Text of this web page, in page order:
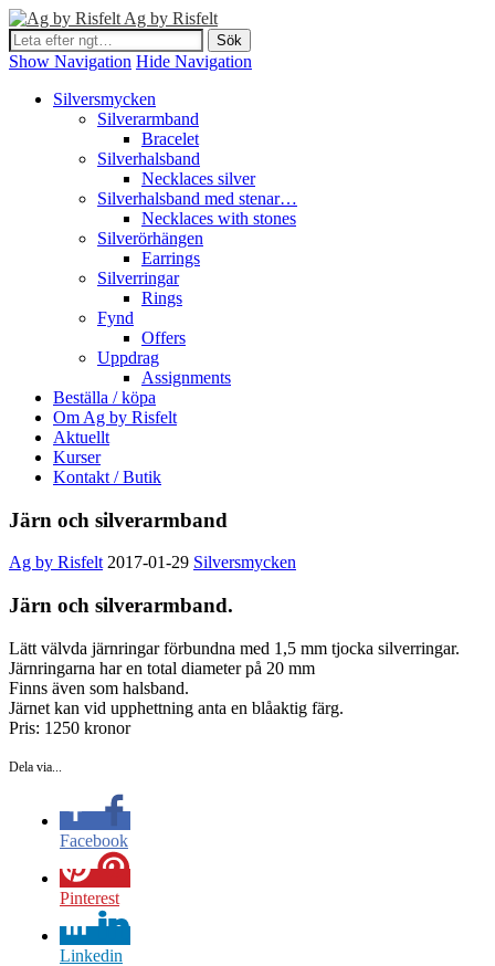
Ag by Risfelt
Show Navigation Hide Navigation
Silversmycken
Silverarmband
Bracelet
Silverhalsband
Necklaces silver
Silverhalsband med stenar…
Necklaces with stones
Silverörhängen
Earrings
Silverringar
Rings
Fynd
Offers
Uppdrag
Assignments
Beställa / köpa
Om Ag by Risfelt
Aktuellt
Kurser
Kontakt / Butik
Järn och silverarmband
Ag by Risfelt 2017-01-29 Silversmycken
Järn och silverarmband.
Lätt välvda järnringar förbundna med 1,5 mm tjocka silverringar.
Järnringarna har en total diameter på 20 mm
Finns även som halsband.
Järnet kan vid upphettning anta en blåaktig färg.
Pris: 1250 kronor
Dela via...
Facebook
Pinterest
Linkedin